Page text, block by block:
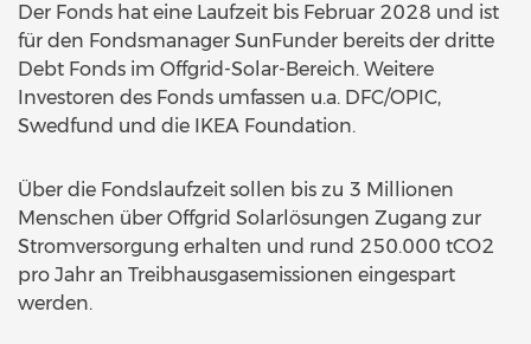
Der Fonds hat eine Laufzeit bis Februar 2028 und ist
für den Fondsmanager SunFunder bereits der dritte
Debt Fonds im Offgrid-Solar-Bereich. Weitere
Investoren des Fonds umfassen u.a. DFC/OPIC,
Swedfund und die IKEA Foundation.
Über die Fondslaufzeit sollen bis zu 3 Millionen
Menschen über Offgrid Solarlösungen Zugang zur
Stromversorgung erhalten und rund 250.000 tCO2
pro Jahr an Treibhausgasemissionen eingespart
werden.